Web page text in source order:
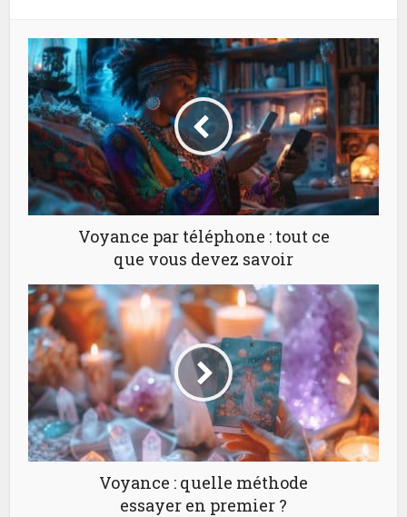
Voyance par téléphone : tout ce
que vous devez savoir
Voyance : quelle méthode
essayer en premier ?